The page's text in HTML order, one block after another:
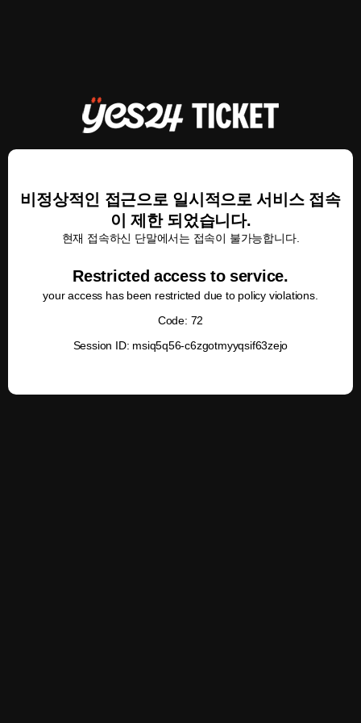
비정상적인 접근으로 일시적으로 서비스 접속
이 제한 되었습니다.
현재 접속하신 단말에서는 접속이 불가능합니다.
Restricted access to service.
your access has been restricted due to policy violations.
Code: 72
Session ID: msiq5q56-c6zgotmyyqsif63zejo